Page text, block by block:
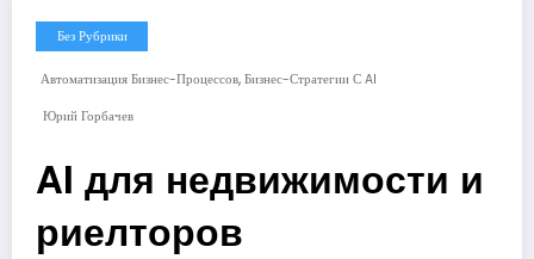
Без Рубрики
Автоматизация Бизнес-Процессов, Бизнес-Стратегии С AI
Юрий Горбачев
AI для недвижимости и
риелторов